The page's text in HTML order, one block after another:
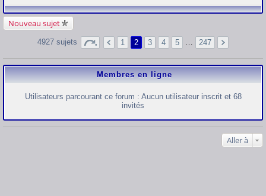
Nouveau sujet
4927 sujets 1 2 3 4 5 … 247
Membres en ligne
Utilisateurs parcourant ce forum : Aucun utilisateur inscrit et 68
invités
Aller à